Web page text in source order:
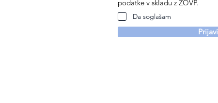
podatke v skladu z ZOVP.
Da soglašam